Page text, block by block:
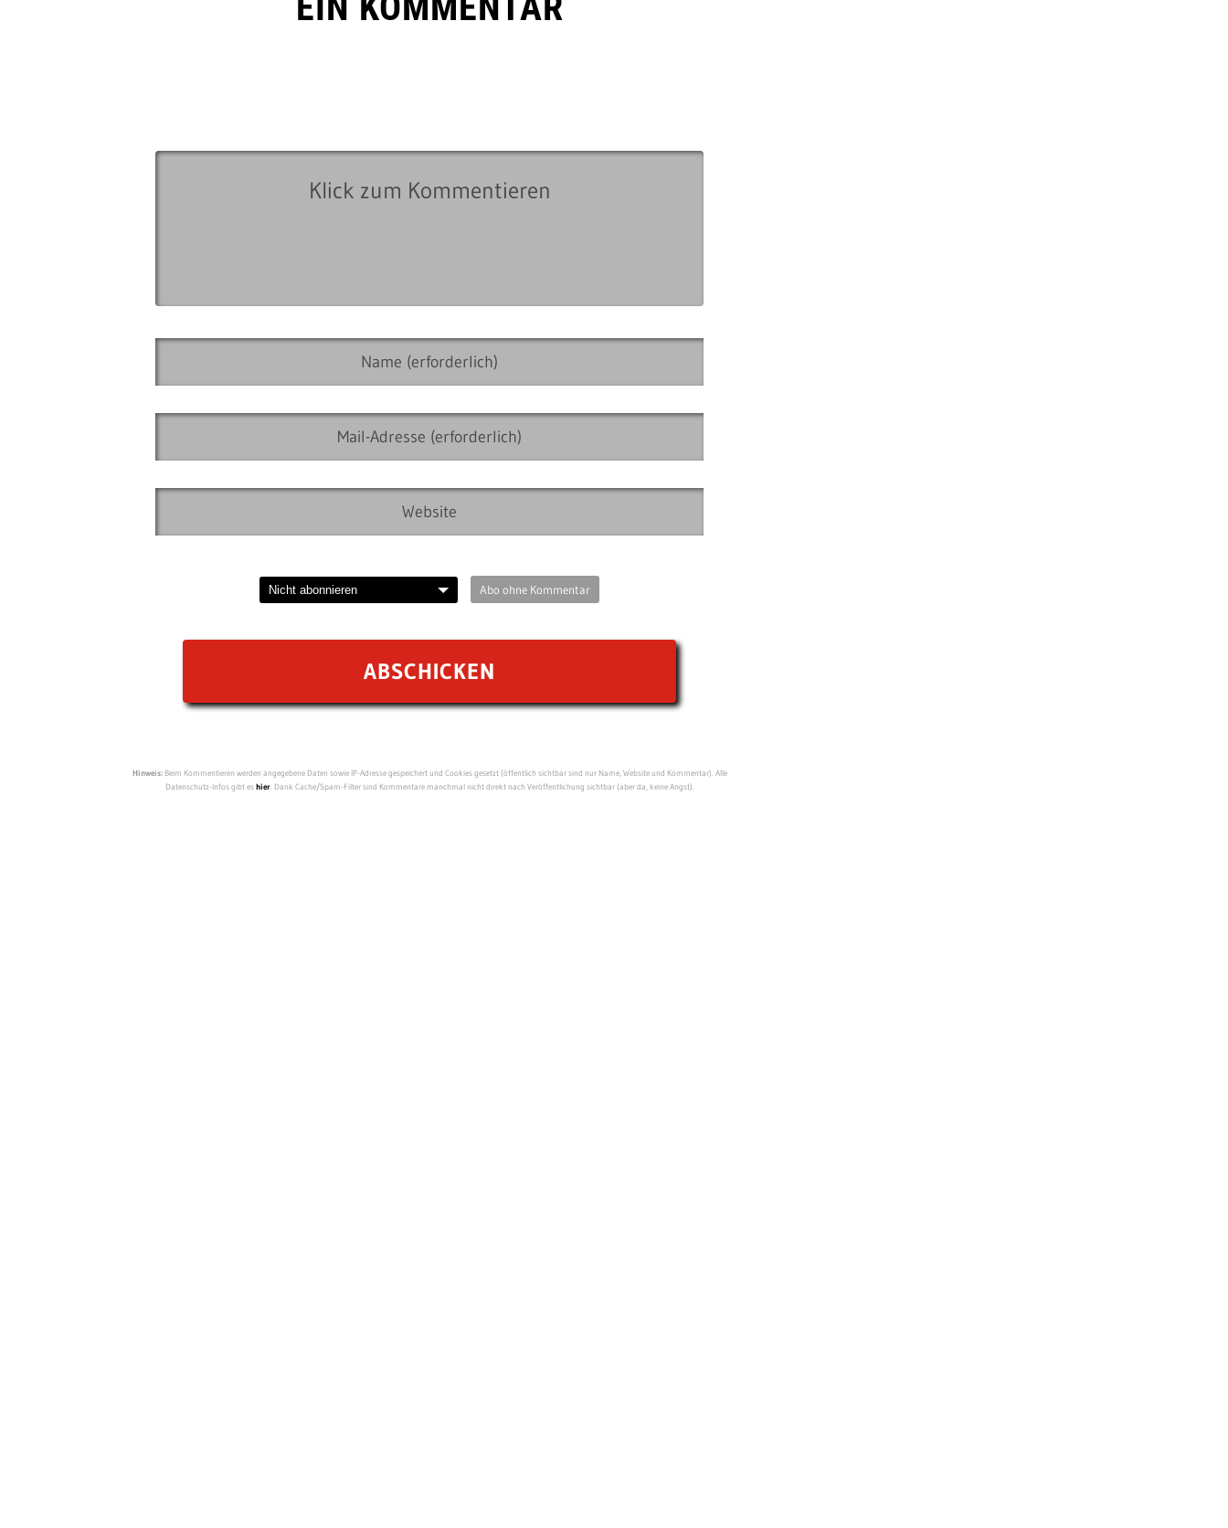
Abo ohne Kommentar
Hinweis:Beim Kommentieren werden angegebene Daten sowie IP-Adresse gespeichert und Cookies gesetzt (öffentlich sichtbar sind nur Name, Website und Kommentar). Alle
Datenschutz-Infos gibt eshier. Dank Cache/Spam-Filter sind Kommentare manchmal nicht direkt nach Veröffentlichung sichtbar (aber da, keine Angst).